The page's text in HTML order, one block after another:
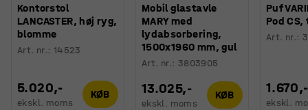
Kontorstol
LANCASTER, høj ryg,
blomme
Art. nr.:14523
5.020,-
ekskl. moms
KØB
Mobil glastavle
MARY med
lydabsorbering,
1500x1960 mm, gul
Art. nr.: 3803905
13.025,-
ekskl. moms
KØB
Puf
Pod
Art. nr.:
1.670,-
ekskl.